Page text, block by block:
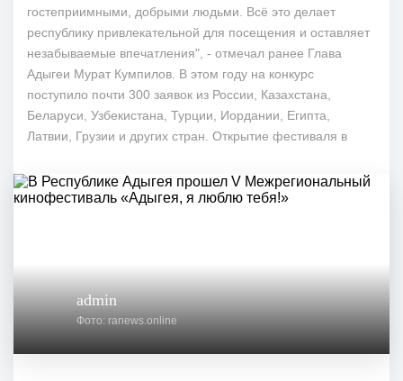
гостеприимными, добрыми людьми. Всё это делает
республику привлекательной для посещения и оставляет
незабываемые впечатления", - отмечал ранее Глава
Адыгеи Мурат Кумпилов. В этом году на конкурс
поступило почти 300 заявок из России, Казахстана,
Беларуси, Узбекистана, Турции, Иордании, Египта,
Латвии, Грузии и других стран. Открытие фестиваля в
admin
Фото: ranews.online